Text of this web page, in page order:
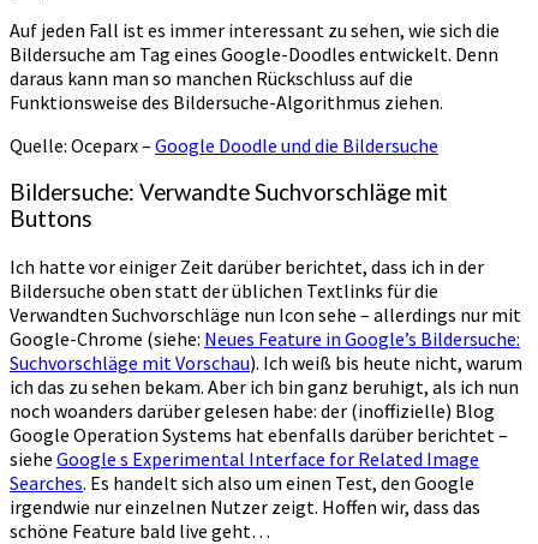
Auf jeden Fall ist es immer interessant zu sehen, wie sich die
Bildersuche am Tag eines Google-Doodles entwickelt. Denn
daraus kann man so manchen Rückschluss auf die
Funktionsweise des Bildersuche-Algorithmus ziehen.
Quelle: Oceparx – Google Doodle und die Bildersuche
Bildersuche: Verwandte Suchvorschläge mit
Buttons
Ich hatte vor einiger Zeit darüber berichtet, dass ich in der
Bildersuche oben statt der üblichen Textlinks für die
Verwandten Suchvorschläge nun Icon sehe – allerdings nur mit
Google-Chrome (siehe: Neues Feature in Google’s Bildersuche:
Suchvorschläge mit Vorschau). Ich weiß bis heute nicht, warum
ich das zu sehen bekam. Aber ich bin ganz beruhigt, als ich nun
noch woanders darüber gelesen habe: der (inoffizielle) Blog
Google Operation Systems hat ebenfalls darüber berichtet –
siehe Google s Experimental Interface for Related Image
Searches. Es handelt sich also um einen Test, den Google
irgendwie nur einzelnen Nutzer zeigt. Hoffen wir, dass das
schöne Feature bald live geht…